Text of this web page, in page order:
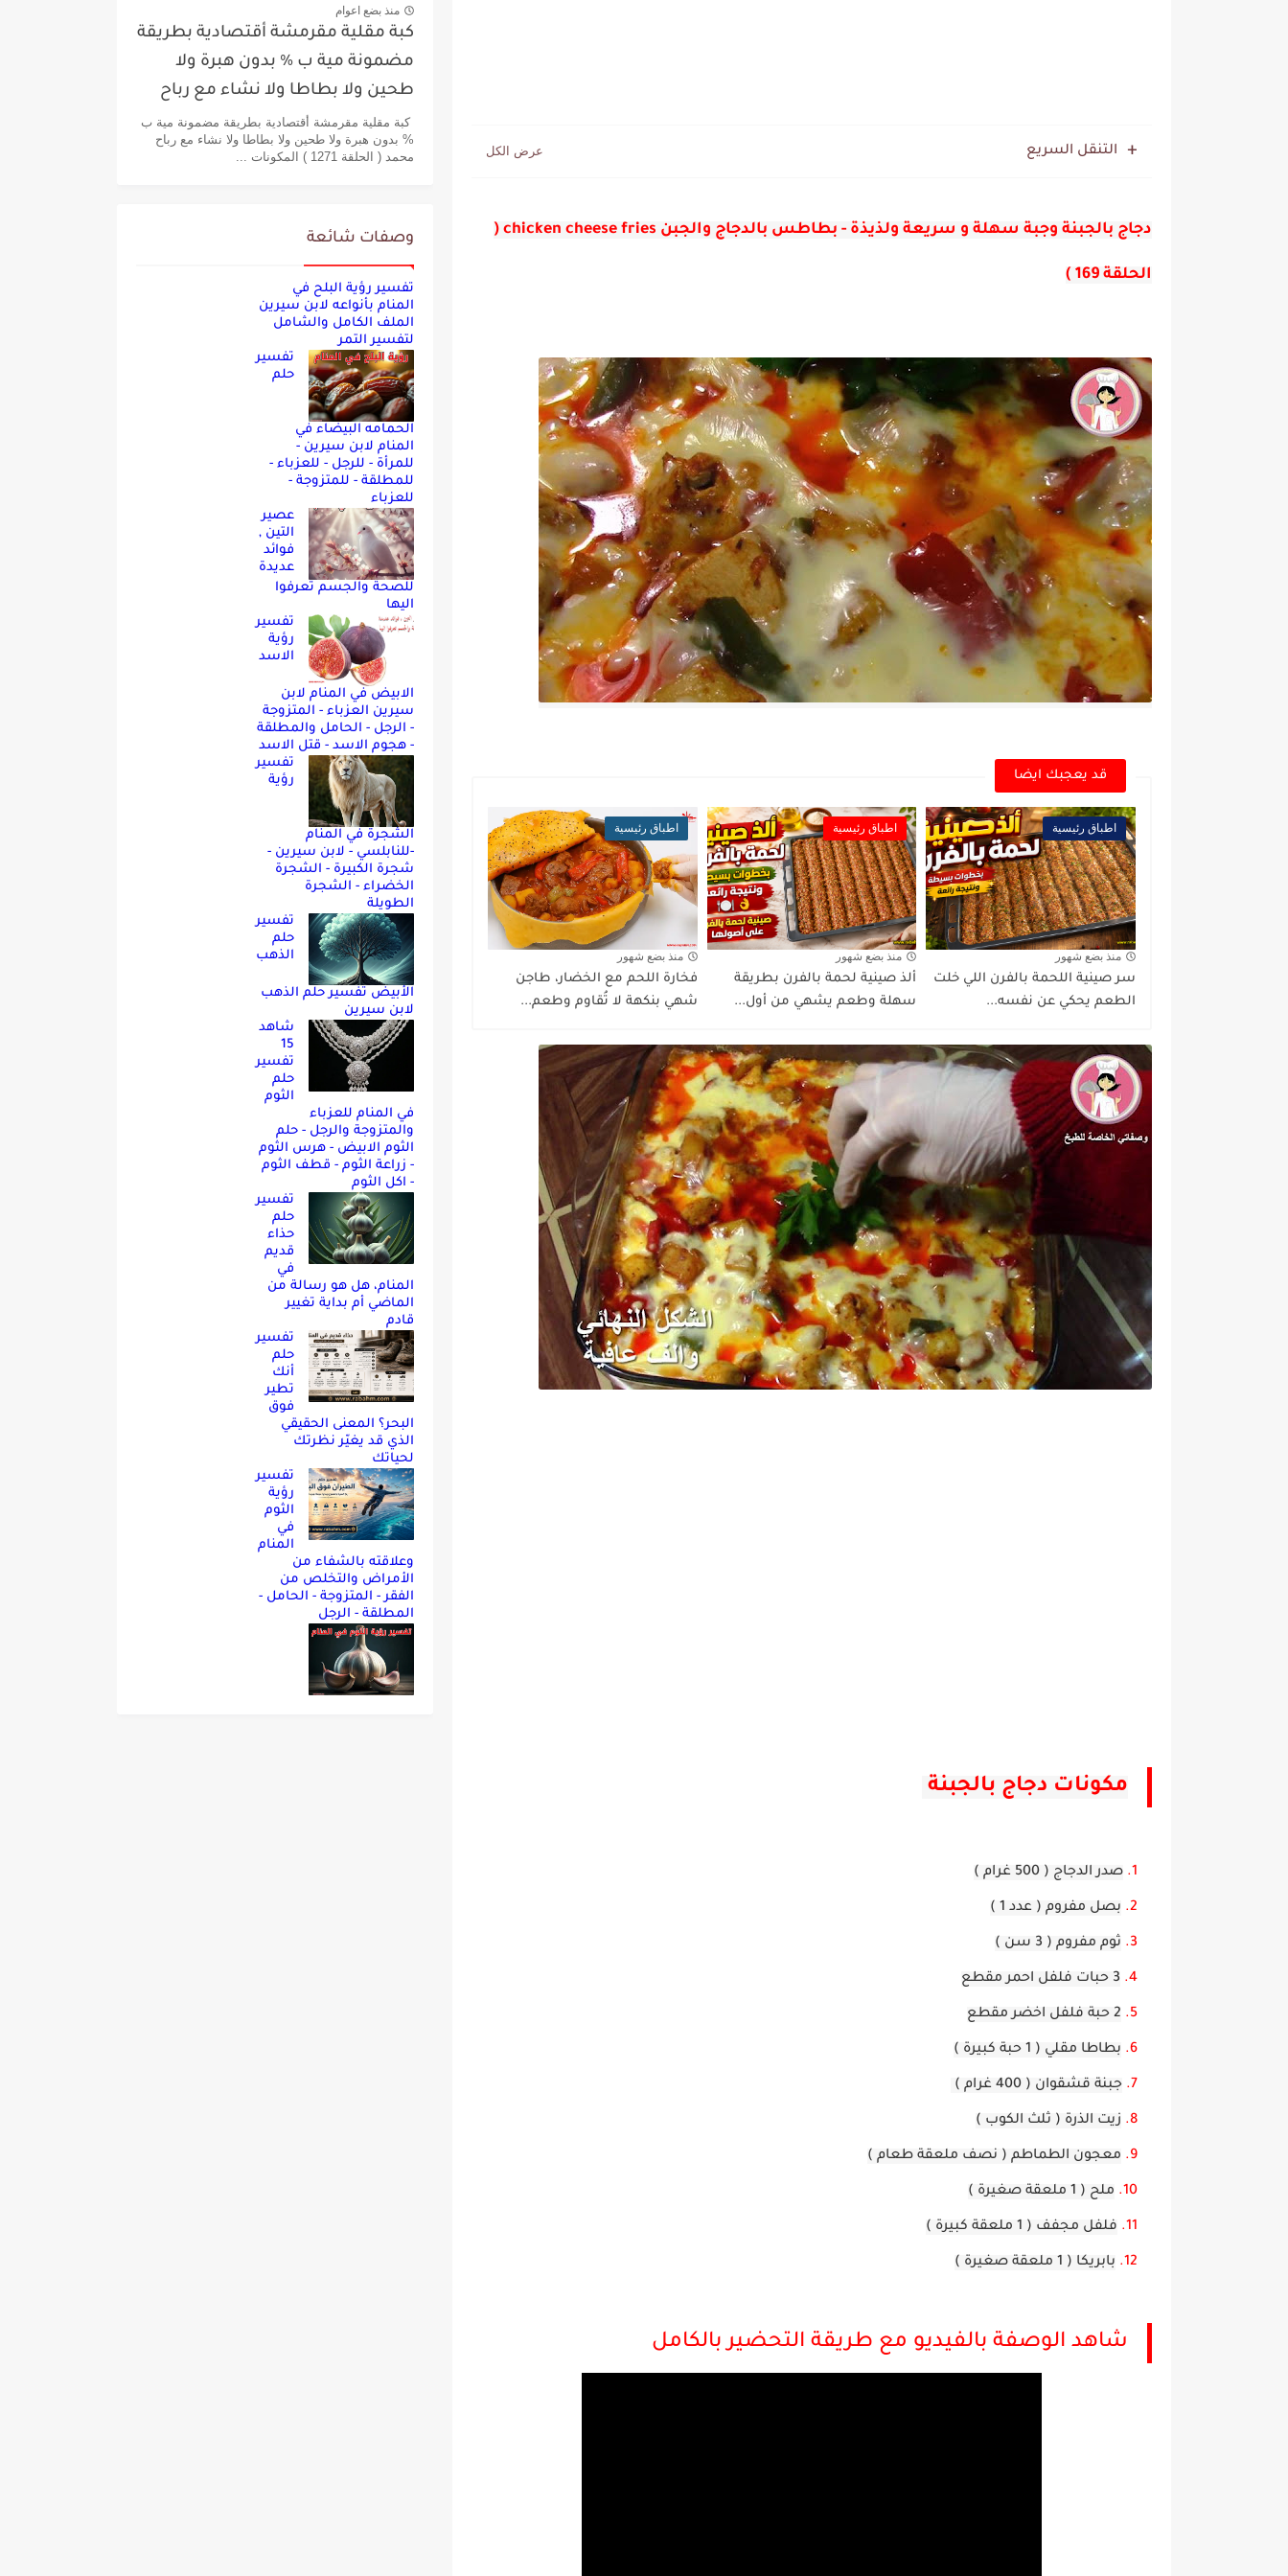
التنقل السريع
دجاج بالجبنة وجبة سهلة و سريعة ولذيذة - بطاطس بالدجاج والجبن chicken cheese fries (
الحلقة 169 )
قد يعجبك ايضا
اطباق رئيسية
منذ بضع شهور
سر صينية اللحمة بالفرن اللي خلت
الطعم يحكي عن نفسه...
اطباق رئيسية
منذ بضع شهور
ألذ صينية لحمة بالفرن بطريقة
سهلة وطعم يشهي من أول...
اطباق رئيسية
منذ بضع شهور
فخارة اللحم مع الخضار، طاجن
شهي بنكهة لا تُقاوم وطعم...
مكونات دجاج بالجبنة
صدر الدجاج ( 500 غرام )
بصل مفروم ( عدد 1 )
ثوم مفروم ( 3 سن )
3 حبات فلفل احمر مقطع
2 حبة فلفل اخضر مقطع
بطاطا مقلي ( 1 حبة كبيرة )
جبنة قشقوان ( 400 غرام )
زيت الذرة ( ثلث الكوب )
معجون الطماطم ( نصف ملعقة طعام )
ملح ( 1 ملعقة صغيرة )
فلفل مجفف ( 1 ملعقة كبيرة )
بابريكا ( 1 ملعقة صغيرة )
شاهد الوصفة بالفيديو مع طريقة التحضير بالكامل
منذ بضع اعوام
كبة مقلية مقرمشة أقتصادية بطريقة
مضمونة مية ب % بدون هبرة ولا
طحين ولا بطاطا ولا نشاء مع رباح
محمد
كبة مقلية مقرمشة أقتصادية بطريقة مضمونة مية ب
% بدون هبرة ولا طحين ولا بطاطا ولا نشاء مع رباح
محمد ( الحلقة 1271 ) المكونات ...
وصفات شائعة
تفسير رؤية البلح في
المنام بأنواعه لابن سيرين
الملف الكامل والشامل
لتفسير التمر
تفسير
حلم
الحمامه البيضاء في
المنام لابن سيرين -
للمرأة - للرجل - للعزباء -
للمطلقة - للمتزوجة -
للعزباء
عصير
التين ,
فوائد
عديدة
للصحة والجسم تعرفوا
اليها
تفسير
رؤية
الاسد
الابيض في المنام لابن
سيرين العزباء - المتزوجة
- الرجل - الحامل والمطلقة
- هجوم الاسد - قتل الاسد
تفسير
رؤية
الشجرة في المنام
-للنابلسي - لابن سيرين -
شجرة الكبيرة - الشجرة
الخضراء - الشجرة
الطويلة
تفسير
حلم
الذهب
الأبيض تفسير حلم الذهب
لابن سيرين
شاهد
15
تفسير
حلم
الثوم
في المنام للعزباء
والمتزوجة والرجل - حلم
الثوم الابيض - هرس الثوم
- زراعة الثوم - قطف الثوم
- اكل الثوم
تفسير
حلم
حذاء
قديم
في
المنام، هل هو رسالة من
الماضي أم بداية تغيير
قادم
تفسير
حلم
أنك
تطير
فوق
البحر؟ المعنى الحقيقي
الذي قد يغيّر نظرتك
لحياتك
تفسير
رؤية
الثوم
في
المنام
وعلاقته بالشفاء من
الأمراض والتخلص من
الفقر - المتزوجة - الحامل -
المطلقة - الرجل